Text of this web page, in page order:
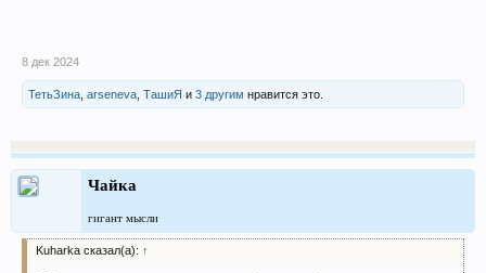
8 дек 2024
ТетьЗина arseneva ТашиЯ и 3 другим нравится это.
Чайка
гигант мысли
Kuharka сказал(а): ↑